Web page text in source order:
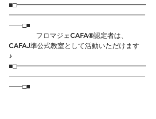
■□━━━━━━━━━━━━━━━━━━━
━━━━━━━━━━━━━━━━━━━━
━━□■
フロマジェCAFA®認定者は、
CAFAJ準公式教室として活動いただけます
♪
■□━━━━━━━━━━━━━━━━━━━
━━━━━━━━━━━━━━━━━━━━
━━□■